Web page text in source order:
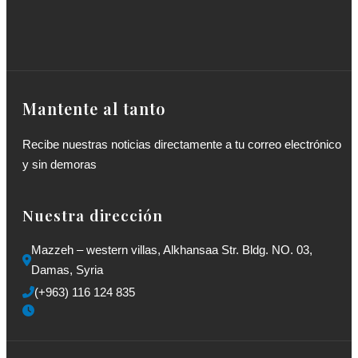
Mantente al tanto
Recibe nuestras noticias directamente a tu correo electrónico
y sin demoras
Nuestra dirección
Mazzeh – western villas, Alkhansaa Str. Bldg. NO. 03,
Damas, Syria
(+963) 116 124 835